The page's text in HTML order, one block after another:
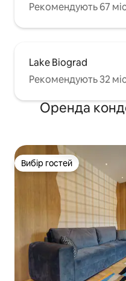
Рекомендують 67
Lake Biograd
Рекомендують 32
Оренда
Вибір гостей
Вибір гостей